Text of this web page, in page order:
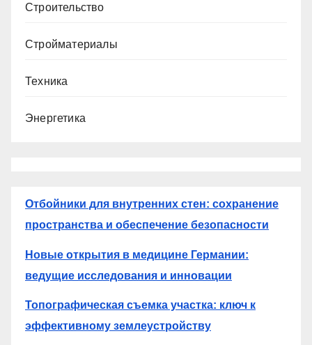
Строительство
Стройматериалы
Техника
Энергетика
Отбойники для внутренних стен: сохранение
пространства и обеспечение безопасности
Новые открытия в медицине Германии:
ведущие исследования и инновации
Топографическая съемка участка: ключ к
эффективному землеустройству